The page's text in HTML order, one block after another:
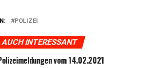
POLIZEI
AUCH INTERESSANT
vom 14.02.2021